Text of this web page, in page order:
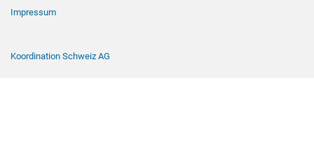
Impressum
Koordination Schweiz AG